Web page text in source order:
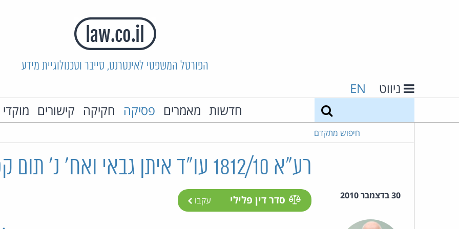
הפורטל המשפטי לאינטרנט, סייבר וטכנולוגיית מידע
ניווט EN
חדשות מאמרים פסיקה חקיקה קישורים
חיפוש מתקדם
רע"א 1812/10 עו"ד איתן גבאי ואח' נ' תום קפלן ואח'
30 בדצמבר 2010 סדר דין פלילי עקבו